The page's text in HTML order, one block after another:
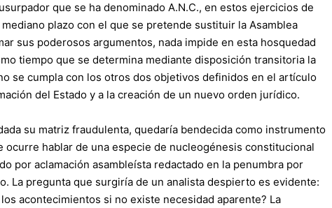
que se ha denominado A.N.C., en estos ejercicios de
plazo con el que se pretende sustituir la Asamblea
sus poderosos argumentos, nada impide en esta hosquedad
tiempo que se determina mediante disposición transitoria la
se cumpla con los otros dos objetivos definidos en el artículo
del Estado y a la creación de un nuevo orden jurídico.
su matriz fraudulenta, quedaría bendecida como instrumento
ocurre hablar de una especie de nucleogénesis constitucional
por aclamación asambleísta redactado en la penumbra por
La pregunta que surgiría de un analista despierto es evidente:
acontecimientos si no existe necesidad aparente? La